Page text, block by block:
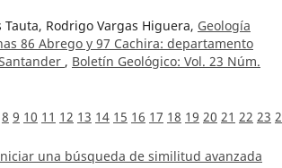
Tauta, Rodrigo Vargas Higuera, Geología
86 Abrego y 97 Cachira: departamento
, Boletín Geológico: Vol. 23 Núm.
8 9 10 11 12 13 14 15 16 17 18 19 20 21 22 23
una búsqueda de similitud avanzada